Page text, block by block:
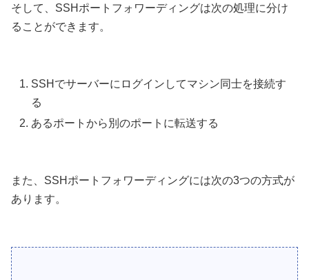
そして、SSHポートフォワーディングは次の処理に分け
ることができます。
SSHでサーバーにログインしてマシン同士を接続す
る
あるポートから別のポートに転送する
また、SSHポートフォワーディングには次の3つの方式が
あります。